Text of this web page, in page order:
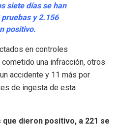
siete días se han
y 2.156
positivo.
en controles
una infracción, otros
accidente y 11 más por
de ingesta de esta
dieron positivo, a 221 se